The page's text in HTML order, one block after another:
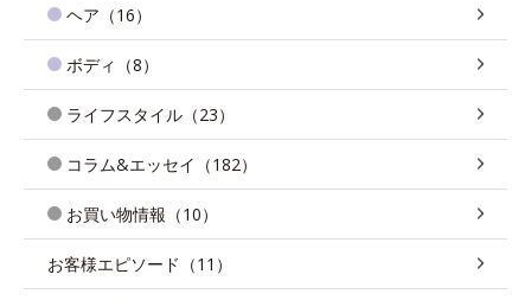
ヘア（16）
ボディ（8）
ライフスタイル（23）
コラム&エッセイ（182）
お買い物情報（10）
お客様エピソード（11）